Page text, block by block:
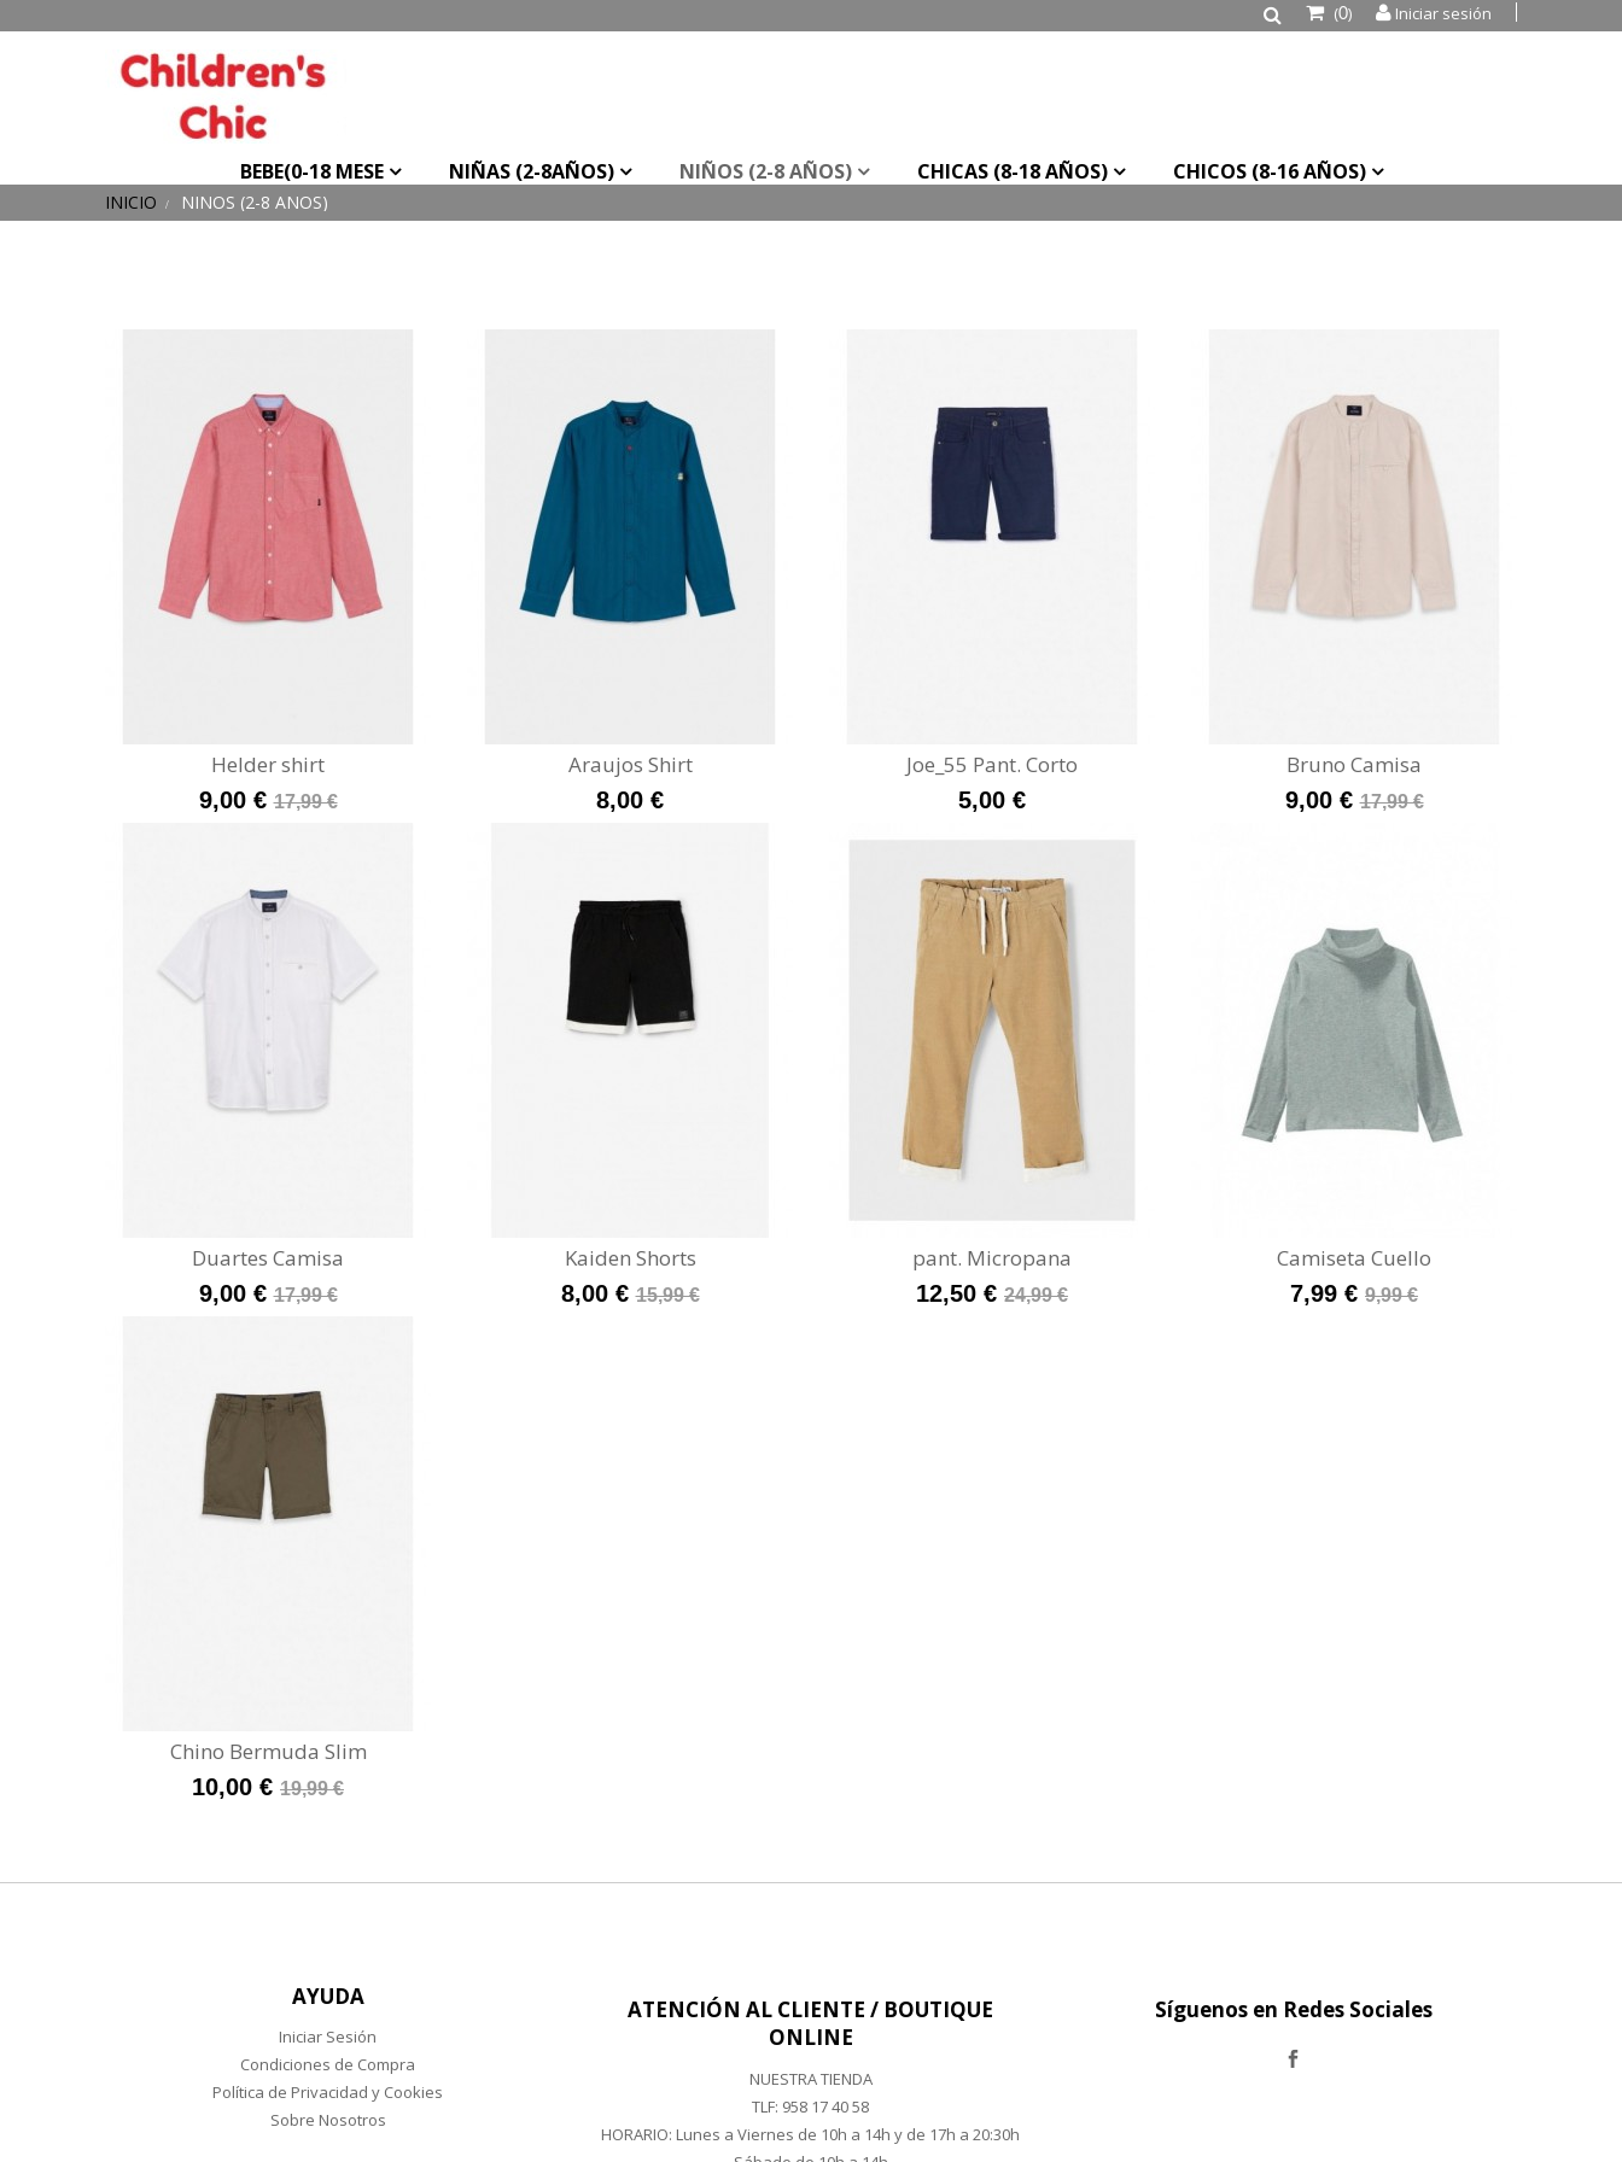
Iniciar sesión
(0)
BEBE(0-18 MESE NIÑAS (2-8AÑOS) NIÑOS (2-8 AÑOS) CHICAS (8-18 AÑOS) CHICOS (8-16 AÑOS)
INICIO NIÑOS (2-8 AÑOS)
Helder shirt
9,00 €17,99 €
Araujos Shirt
8,00 €
Joe_55 Pant. Corto
5,00 €
Bruno Camisa
9,00 €17,99 €
Duartes Camisa
9,00 €17,99 €
Kaiden Shorts
8,00 €15,99 €
pant. Micropana
12,50 € 24,99 €
Camiseta Cuello
7,99 € 9,99 €
Chino Bermuda Slim
10,00 € 19,99 €
AYUDA
Iniciar Sesión
Condiciones de Compra
Política de Privacidad y Cookies
Sobre Nosotros
ATENCIÓN AL CLIENTE / BOUTIQUE
ONLINE
NUESTRA TIENDA
TLF: 958 17 40 58
HORARIO: Lunes a Viernes de 10h a 14h y de 17h a 20:30h
Síguenos en Redes Sociales